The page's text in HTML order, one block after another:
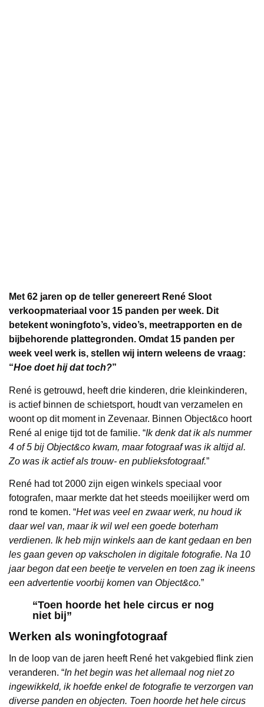
Met 62 jaren op de teller genereert René Sloot
verkoopmateriaal voor 15 panden per week. Dit
betekent woningfoto’s, video’s, meetrapporten en de
bijbehorende plattegronden. Omdat 15 panden per
week veel werk is, stellen wij intern weleens de vraag:
“Hoe doet hij dat toch?”
René is getrouwd, heeft drie kinderen, drie kleinkinderen,
is actief binnen de schietsport, houdt van verzamelen en
woont op dit moment in Zevenaar. Binnen Object&co hoort
René al enige tijd tot de familie. “Ik denk dat ik als nummer
4 of 5 bij Object&co kwam, maar fotograaf was ik altijd al.
Zo was ik actief als trouw- en publieksfotograaf.”
René had tot 2000 zijn eigen winkels speciaal voor
fotografen, maar merkte dat het steeds moeilijker werd om
rond te komen. “Het was veel en zwaar werk, nu houd ik
daar wel van, maar ik wil wel een goede boterham
verdienen. Ik heb mijn winkels aan de kant gedaan en ben
les gaan geven op vakscholen in digitale fotografie. Na 10
jaar begon dat een beetje te vervelen en toen zag ik ineens
een advertentie voorbij komen van Object&co.”
“Toen hoorde het hele circus er nog
niet bij”
Werken als woningfotograaf
In de loop van de jaren heeft René het vakgebied flink zien
veranderen. “In het begin was het allemaal nog niet zo
ingewikkeld, ik hoefde enkel de fotografie te verzorgen van
diverse panden en objecten. Toen hoorde het hele circus